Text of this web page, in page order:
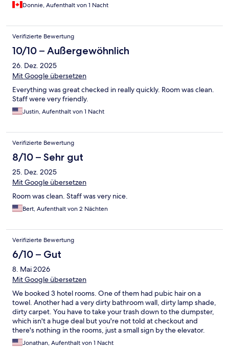
Donnie, Aufenthalt von 1 Nacht
Verifizierte Bewertung
10/10 – Außergewöhnlich
26. Dez. 2025
Mit Google übersetzen
Everything was great checked in really quickly. Room was clean.
Staff were very friendly.
Justin, Aufenthalt von 1 Nacht
Verifizierte Bewertung
8/10 – Sehr gut
25. Dez. 2025
Mit Google übersetzen
Room was clean. Staff was very nice.
Bert, Aufenthalt von 2 Nächten
Verifizierte Bewertung
6/10 – Gut
8. Mai 2026
Mit Google übersetzen
We booked 3 hotel rooms. One of them had pubic hair on a
towel. Another had a very dirty bathroom wall, dirty lamp shade,
dirty carpet. You have to take your trash down to the dumpster,
which isn't a huge deal but you're not told at checkout and
there's nothing in the rooms, just a small sign by the elevator.
The front desk staff was super great and helpful though.
Jonathan, Aufenthalt von 1 Nacht